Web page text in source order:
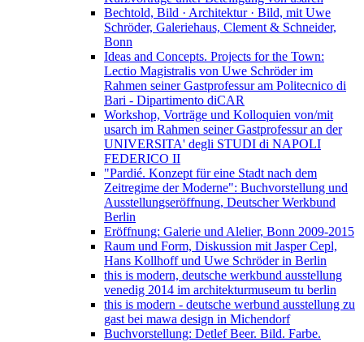
Bechtold, Bild · Architektur · Bild, mit Uwe
Schröder, Galeriehaus, Clement & Schneider,
Bonn
Ideas and Concepts. Projects for the Town:
Lectio Magistralis von Uwe Schröder im
Rahmen seiner Gastprofessur am Politecnico di
Bari - Dipartimento diCAR
Workshop, Vorträge und Kolloquien von/mit
usarch im Rahmen seiner Gastprofessur an der
UNIVERSITA' degli STUDI di NAPOLI
FEDERICO II
"Pardié. Konzept für eine Stadt nach dem
Zeitregime der Moderne": Buchvorstellung und
Ausstellungseröffnung, Deutscher Werkbund
Berlin
Eröffnung: Galerie und Alelier, Bonn 2009-2015
Raum und Form, Diskussion mit Jasper Cepl,
Hans Kollhoff und Uwe Schröder in Berlin
this is modern, deutsche werkbund ausstellung
venedig 2014 im architekturmuseum tu berlin
this is modern - deutsche werbund ausstellung zu
gast bei mawa design in Michendorf
Buchvorstellung: Detlef Beer. Bild. Farbe.